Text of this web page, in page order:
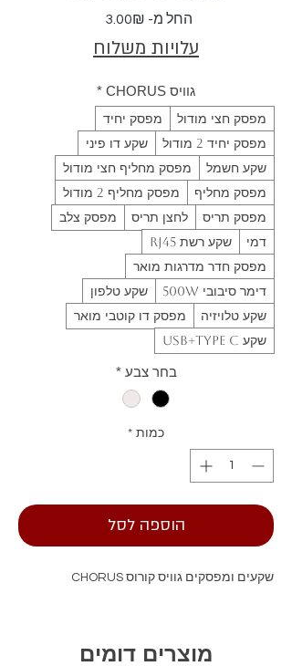
החל מ- 3.00₪
עלויות משלוח
גוויס CHORUS *
מפסק חצי מודול
מפסק יחיד
מפסק יחיד 2 מודול
שקע דו פיני
שקע חשמל
מפסק מחליף חצי מודול
מפסק מחליף
מפסק מחליף 2 מודול
מפסק תריס
לחצן תריס
מפסק צלב
דמי
שקע רשת RJ45
מפסק חדר מדרגות מואר
דימר סיבובי 500W
שקע טלפון
שקע טלויזיה
מפסק דו קוטבי מואר
שקע USB+TYPE C
בחר צבע *
כמות *
הוספה לסל
שקעים ומפסקים גוויס קורוס CHORUS
מוצרים דומים